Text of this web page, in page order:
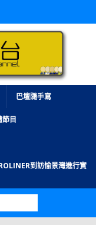
巴壇隨手寫
節目
到訪愉景灣進行實